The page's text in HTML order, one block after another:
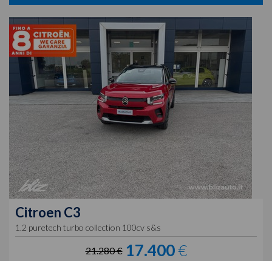
Citroen C3
1.2 puretech turbo collection 100cv s&s
21.280 € 17.400€